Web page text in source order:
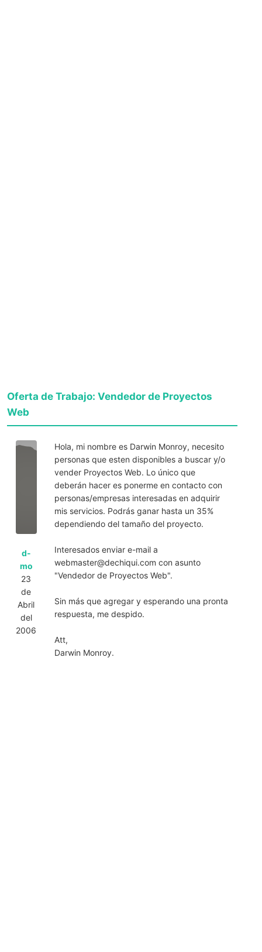
Oferta de Trabajo: Vendedor de Proyectos
Web
d-
mo
23
de
Abril
del
2006
Hola, mi nombre es Darwin Monroy, necesito
personas que esten disponibles a buscar y/o
vender Proyectos Web. Lo único que
deberán hacer es ponerme en contacto con
personas/empresas interesadas en adquirir
mis servicios. Podrás ganar hasta un 35%
dependiendo del tamaño del proyecto.
Interesados enviar e-mail a
webmaster@dechiqui.com con asunto
"Vendedor de Proyectos Web".
Sin más que agregar y esperando una pronta
respuesta, me despido.
Att,
Darwin Monroy.